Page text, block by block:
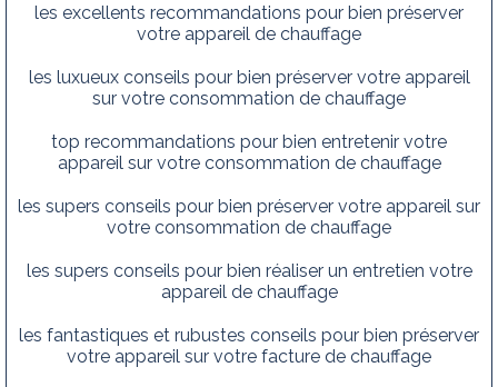
les excellents recommandations pour bien préserver
votre appareil de chauffage
les luxueux conseils pour bien préserver votre appareil
sur votre consommation de chauffage
top recommandations pour bien entretenir votre
appareil sur votre consommation de chauffage
les supers conseils pour bien préserver votre appareil sur
votre consommation de chauffage
les supers conseils pour bien réaliser un entretien votre
appareil de chauffage
les fantastiques et rubustes conseils pour bien préserver
votre appareil sur votre facture de chauffage